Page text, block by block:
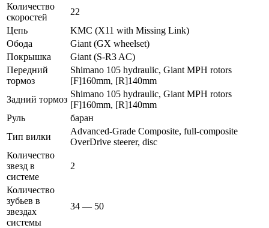
Количество
скоростей
22
Цепь
KMC (X11 with Missing Link)
Обода
Giant (GX wheelset)
Покрышка
Giant (S-R3 AC)
Передний
тормоз
Shimano 105 hydraulic, Giant MPH rotors
[F]160mm, [R]140mm
Задний тормоз
Shimano 105 hydraulic, Giant MPH rotors
[F]160mm, [R]140mm
Руль
баран
Тип вилки
Advanced-Grade Composite, full-composite
OverDrive steerer, disc
Количество
звезд в
системе
2
Количество
зубьев в
звездах
системы
34 — 50